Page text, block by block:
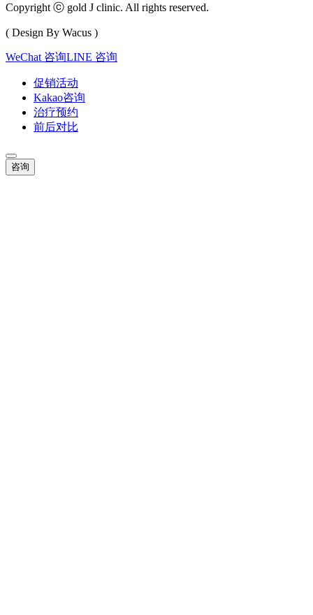
Copyright ⓒ gold J clinic. All rights reserved.
( Design By Wacus )
WeChat 咨询LINE 咨询
促销活动
Kakao咨询
治疗预约
前后对比
咨询